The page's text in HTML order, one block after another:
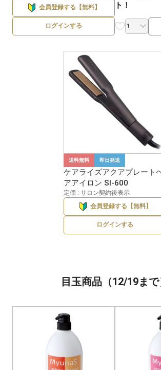
会員登録する【無料】
ログインする
ト！
送料無料 即日発送
ケアライズアクアプレート
アアイロン SI-600
定価 : サロン契約後表示
会員登録する【無料】
ログインする
目玉商品（12/19まで